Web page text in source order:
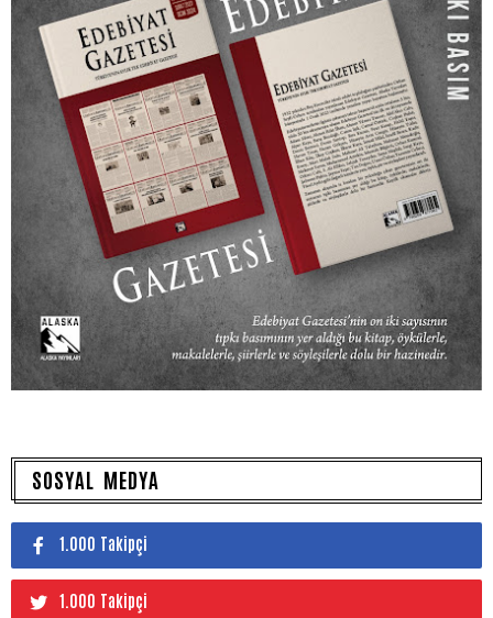
SOSYAL MEDYA
1.000 Takipçi
1.000 Takipçi